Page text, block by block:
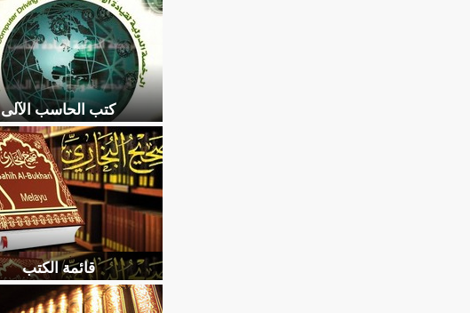
كتب الحاسب الآلى
قائمة الكتب